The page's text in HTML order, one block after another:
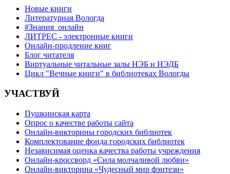
Новые книги
Литературная Вологда
#Знания_онлайн
ЛИТРЕС - электронные книги
Онлайн-продление книг
Блог читателя
Виртуальные читальные залы НЭБ и НЭДБ
Цикл "Вечные книги" в библиотеках Вологды
УЧАСТВУЙ
Пушкинская карта
Опрос о качестве работы сайта
Онлайн-викторины городских библиотек
Комплектование фонда городских библиотек
Независимая оценка качества работы учреждения
Онлайн-кроссворд «Сила молчаливой любви»
Онлайн-викторина «Чудесный мир фэнтези»